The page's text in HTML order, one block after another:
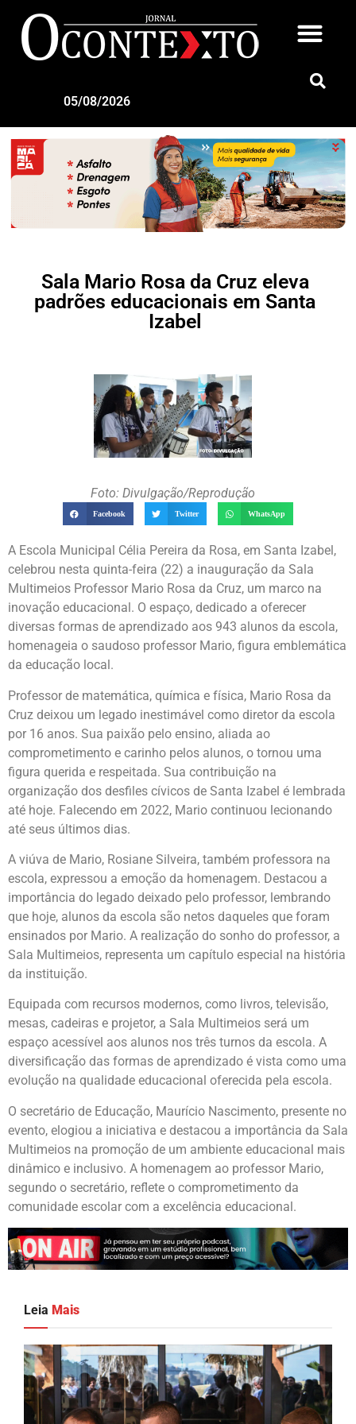
05/08/2026
Sala Mario Rosa da Cruz eleva
padrões educacionais em Santa
Izabel
Foto: Divulgação/Reprodução
Facebook Twitter WhatsApp
A Escola Municipal Célia Pereira da Rosa, em Santa Izabel,
celebrou nesta quinta-feira (22) a inauguração da Sala
Multimeios Professor Mario Rosa da Cruz, um marco na
inovação educacional. O espaço, dedicado a oferecer
diversas formas de aprendizado aos 943 alunos da escola,
homenageia o saudoso professor Mario, figura emblemática
da educação local.
Professor de matemática, química e física, Mario Rosa da
Cruz deixou um legado inestimável como diretor da escola
por 16 anos. Sua paixão pelo ensino, aliada ao
comprometimento e carinho pelos alunos, o tornou uma
figura querida e respeitada. Sua contribuição na
organização dos desfiles cívicos de Santa Izabel é lembrada
até hoje. Falecendo em 2022, Mario continuou lecionando
até seus últimos dias.
A viúva de Mario, Rosiane Silveira, também professora na
escola, expressou a emoção da homenagem. Destacou a
importância do legado deixado pelo professor, lembrando
que hoje, alunos da escola são netos daqueles que foram
ensinados por Mario. A realização do sonho do professor, a
Sala Multimeios, representa um capítulo especial na história
da instituição.
Equipada com recursos modernos, como livros, televisão,
mesas, cadeiras e projetor, a Sala Multimeios será um
espaço acessível aos alunos nos três turnos da escola. A
diversificação das formas de aprendizado é vista como uma
evolução na qualidade educacional oferecida pela escola.
O secretário de Educação, Maurício Nascimento, presente no
evento, elogiou a iniciativa e destacou a importância da Sala
Multimeios na promoção de um ambiente educacional mais
dinâmico e inclusivo. A homenagem ao professor Mario,
segundo o secretário, reflete o comprometimento da
comunidade escolar com a excelência educacional.
Leia Mais